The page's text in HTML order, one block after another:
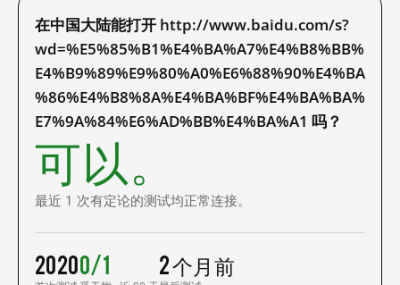
在中国大陆能打开 http://www.baidu.com/s?
wd=%E5%85%B1%E4%BA%A7%E4%B8%BB%
E4%B9%89%E9%80%A0%E6%88%90%E4%BA
%86%E4%B8%8A%E4%BA%BF%E4%BA%BA%
E7%9A%84%E6%AD%BB%E4%BA%A1 吗？
可以。
最近 1 次有定论的测试均正常连接。
20200/1 2 个月前